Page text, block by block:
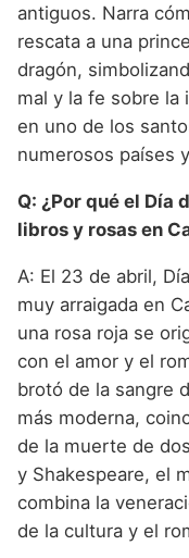
antiguos. Narra
rescata a una
dragón,
mal y la fe sobre la
en uno de los
numerosos países
Q: ¿Por qué el Día
libros y rosas en
A: El 23 de abril,
muy arraigada en
una rosa roja se
con el amor y el
brotó de la sangre
más moderna,
de la muerte de
y Shakespeare, el
combina la
de la cultura y el